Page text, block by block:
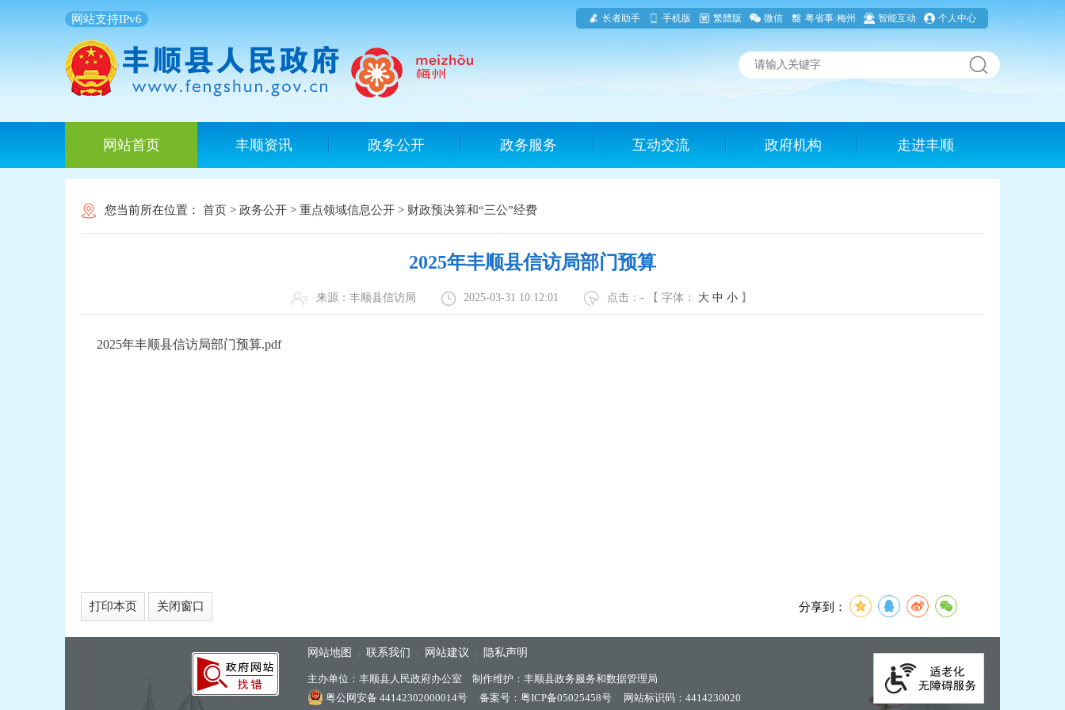
网站支持IPv6 长者助手 手机版 繁體版 微信 粤省事·梅州 智能互动 个人中心
网站首页 丰顺资讯 政务公开 政务服务 互动交流 政府机构 走进丰顺
您当前所在位置： 首页 > 政务公开 > 重点领域信息公开 > 财政预决算和“三公”经费
2025年丰顺县信访局部门预算
来源：丰顺县信访局 2025-03-31 10:12:01 点击： - 【 字体： 大 中 小 】
2025年丰顺县信访局部门预算.pdf
打印本页 关闭窗口 分享到：
网站地图 联系我们 网站建议 隐私声明
主办单位：丰顺县人民政府办公室 制作维护：丰顺县政务服务和数据管理局
粤公网安备 44142302000014号
备案号：粤ICP备05025458号 网站标识码：4414230020